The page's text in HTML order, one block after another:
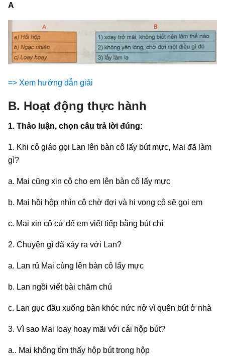
A
=> Xem hướng dẫn giải
B. Hoạt động thực hành
1. Thảo luận, chọn câu trả lời đúng:
1. Khi cô giáo gọi Lan lên bàn cô lấy bút mực, Mai đã làm
gì?
a. Mai cũng xin cô cho em lên bàn cô lấy mực
b. Mai hồi hộp nhìn cô chờ đợi và hi vọng cô sẽ gọi em
c. Mai xin cô cứ để em viết tiếp bằng bút chì
2. Chuyện gì đã xảy ra với Lan?
a. Lan rủ Mai cùng lên bàn cô lấy mực
b. Lan ngồi viết bài chăm chú
c. Lan gục đầu xuống bàn khóc nức nở vì quên bút ở nhà
3. Vì sao Mai loay hoay mãi với cái hộp bút?
a.. Mai không tìm thấy hộp bút trong hộp